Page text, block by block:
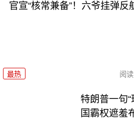
官宣“核常兼备”！六爷挂弹
最热 阅读
特朗普一句
国霸权遮羞